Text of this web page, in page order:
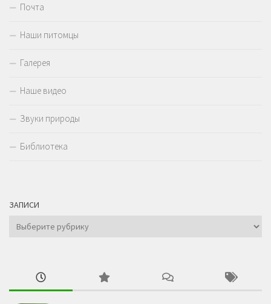
Почта
Наши питомцы
Галерея
Наше видео
Звуки природы
Библиотека
ЗАПИСИ
Записи